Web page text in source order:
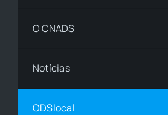
O CNADS
Notícias
ODSlocal